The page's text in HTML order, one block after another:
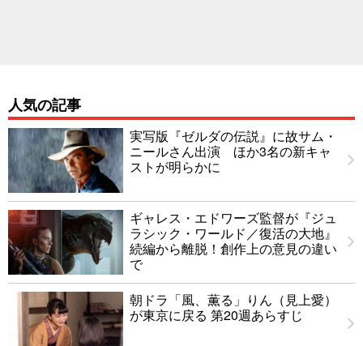
人気の記事
実写版『ゼルダの伝説』に故サム・
ニールさん出演 ほか3名の新キャ
ストが明らかに
ギャレス・エドワーズ監督が『ジュ
ラシック・ワールド／復活の大地』
続編から離脱！創作上の意見の違い
で
朝ドラ「風、薫る」りん（見上愛）
が東京に戻る 第20週あらすじ